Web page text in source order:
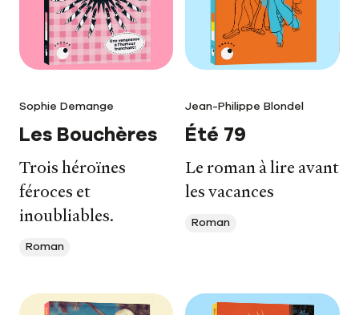
Sophie Demange
Les Bouchères
Trois héroïnes
féroces et
inoubliables.
Roman
Jean-Philippe Blondel
Été 79
Le roman à lire avant
les vacances
Roman